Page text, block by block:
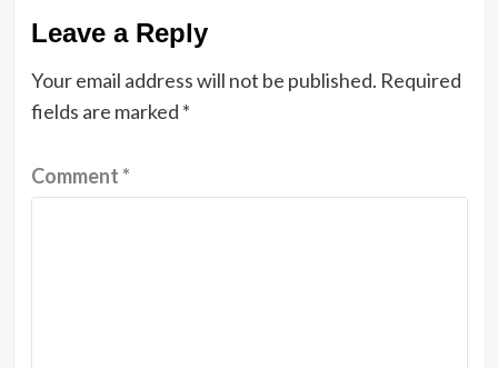
Leave a Reply
Your email address will not be published. Required
fields are marked *
Comment*